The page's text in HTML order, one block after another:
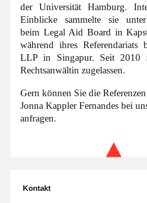
der Universität Hamburg.
Einblicke sammelte sie
beim Legal Aid Board in
während ihres Referendariats
LLP in Singapur. Seit 2010
Rechtsanwältin zugelassen.
Gern können Sie die
Jonna Kappler Fernandes bei
anfragen.
Kontakt